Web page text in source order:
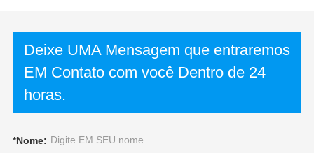
Deixe UMA Mensagem que entraremos
EM Contato com você Dentro de 24
horas.
*Nome: